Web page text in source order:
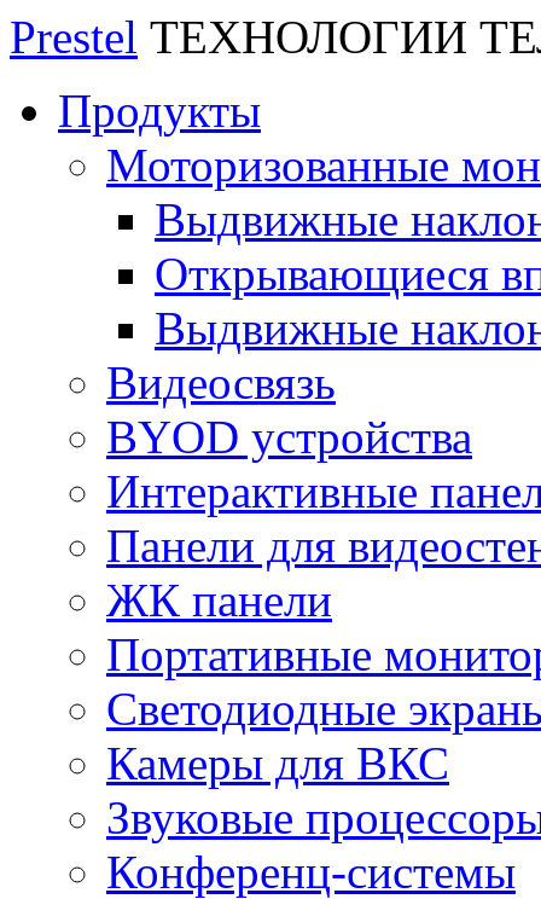
Prestel ТЕХНОЛОГИИ
Продукты
Моторизованные
Выдвижные
Открывающиеся
Выдвижные
Видеосвязь
BYOD устройства
Интерактивные
Панели для
ЖК панели
Портативные
Светодиодные
Камеры для ВКС
Звуковые
Конференц-системы